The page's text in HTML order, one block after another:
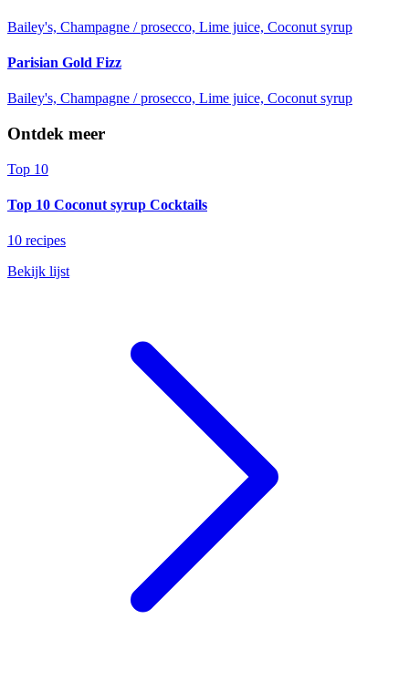
Bailey's, Champagne / prosecco, Lime juice, Coconut syrup
Parisian Gold Fizz
Bailey's, Champagne / prosecco, Lime juice, Coconut syrup
Ontdek meer
Top 10
Top 10 Coconut syrup Cocktails
10 recipes
Bekijk lijst